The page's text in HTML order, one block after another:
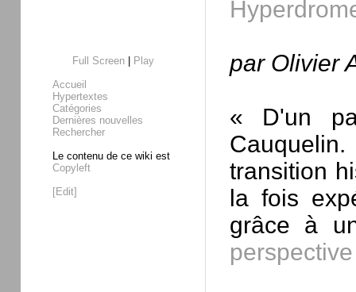
Full Screen|
Play
Accueil
Hypertextes
Catégories
Dernières nouvelles
Rechercher
Le contenu de ce wiki est
Copyleft
[Edit]
par Olivier
« D'un
transition
la fois
grâce à